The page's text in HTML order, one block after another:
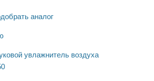
аналог